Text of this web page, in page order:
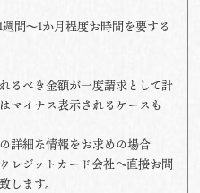
間～1か月程度お時間を要する
るべき金額が一度請求として計
マイナス表示されるケースも
詳細な情報をお求めの場合
レジットカード会社へ直接お問
します。